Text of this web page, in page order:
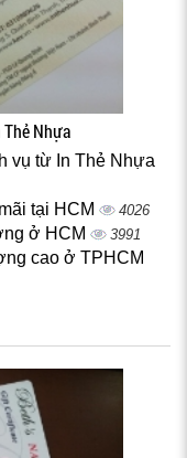
Nhựa
vụ từ In Thẻ Nhựa
tại HCM 4026
ở HCM 3991
cao ở TPHCM